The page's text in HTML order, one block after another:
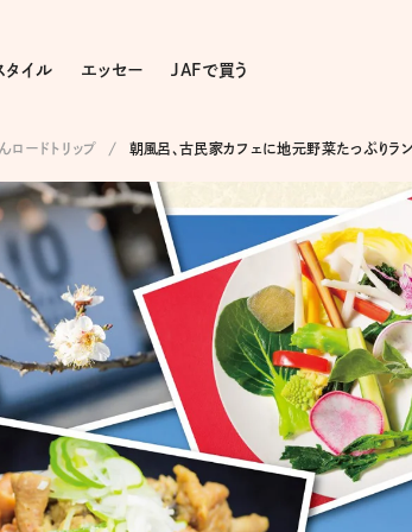
タイル エッセー JAFで買う
ロードトリップ